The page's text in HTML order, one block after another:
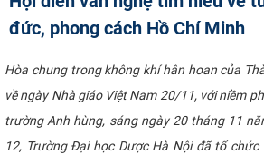
TUYỂN SINH
ĐÀO TẠO
ĐẢM BẢO CHẤT LƯỢNG
đức, phong cách Hồ Chí Minh
Hòa chung trong không khí hân hoan của
về ngày Nhà giáo Việt Nam 20/11, với niềm
trường Anh hùng, sáng ngày 20 tháng 11
12, Trường Đại học Dược Hà Nội đã tổ